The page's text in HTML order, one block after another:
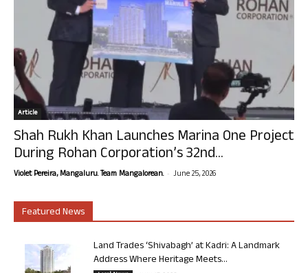
Article
Shah Rukh Khan Launches Marina One Project
During Rohan Corporation’s 32nd...
Violet Pereira, Mangaluru. Team Mangalorean. - June 25, 2026
Featured News
Land Trades ‘Shivabagh’ at Kadri: A Landmark
Address Where Heritage Meets...